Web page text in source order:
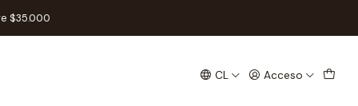
CL Acceso
$35.0002.0 - Imperio de Helenica- Extensión
Primer Bloque 2.0 -